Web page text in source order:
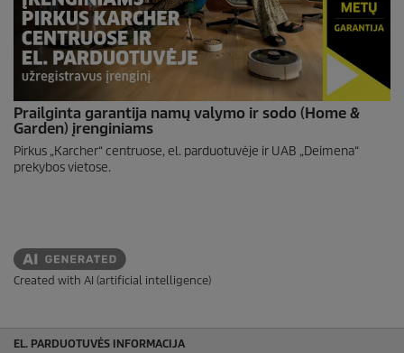
Prailginta garantija namų valymo ir sodo (Home &
Garden) įrenginiams
Pirkus „Karcher“ centruose, el. parduotuvėje ir UAB „Deimena“
prekybos vietose.
Created with AI (artificial intelligence)
EL. PARDUOTUVĖS INFORMACIJA